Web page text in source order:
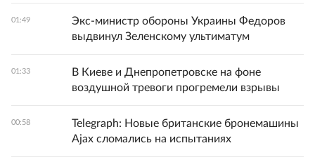
01:49
Экс-министр обороны Украины Федоров
выдвинул Зеленскому ультиматум
01:33
В Киеве и Днепропетровске на фоне
воздушной тревоги прогремели взрывы
00:58
Telegraph: Новые британские бронемашины
Ajax сломались на испытаниях